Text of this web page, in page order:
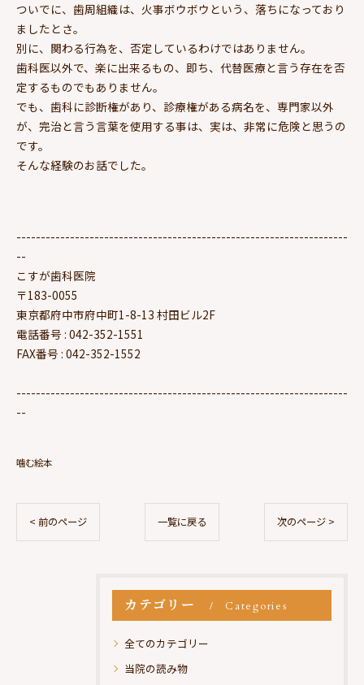
ついでに、歯周組織は、火事ボウボウという、落ちになっており
ましたとさ。
別に、関わる行為を、否定しているわけではありません。
歯科医以外で、楽に出来るもの、即ち、代替医療と言う存在を否
定するものでもありません。
でも、歯科に診断権があり、診療権がある病名を、専門家以外
が、完治と言う言葉を使用する事は、実は、非常に危険と思うの
です。
そんな経験のお話でした。
--------------------------------------------------------------------
--
こすが歯科医院
〒183-0055
東京都府中市府中町1-8-13 村田ビル2F
電話番号 : 042-352-1551
FAX番号 : 042-352-1552
--------------------------------------------------------------------
--
噛む絵本
< 前のページ 一覧に戻る 次のページ >
カテゴリー Categories
全てのカテゴリー
当院の読み物